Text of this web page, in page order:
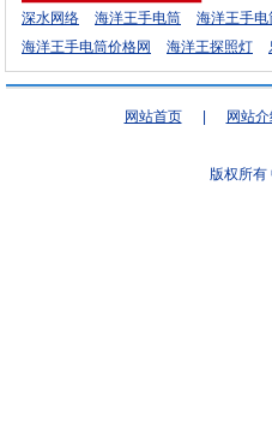
深水网络 海洋王手电筒 海洋王手电
海洋王手电筒价格网
海洋王探照灯
网站首页 网站介
版权所有